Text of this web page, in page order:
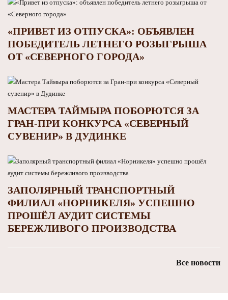
«ПРИВЕТ ИЗ ОТПУСКА»: ОБЪЯВЛЕН
ПОБЕДИТЕЛЬ ЛЕТНЕГО РОЗЫГРЫША
ОТ «СЕВЕРНОГО ГОРОДА»
МАСТЕРА ТАЙМЫРА ПОБОРЮТСЯ ЗА
ГРАН-ПРИ КОНКУРСА «СЕВЕРНЫЙ
СУВЕНИР» В ДУДИНКЕ
ЗАПОЛЯРНЫЙ ТРАНСПОРТНЫЙ
ФИЛИАЛ «НОРНИКЕЛЯ» УСПЕШНО
ПРОШЁЛ АУДИТ СИСТЕМЫ
БЕРЕЖЛИВОГО ПРОИЗВОДСТВА
Все новости